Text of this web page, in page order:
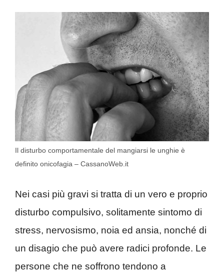
Il disturbo comportamentale del mangiarsi le unghie è
definito onicofagia – CassanoWeb.it
Nei casi più gravi si tratta di un vero e proprio
disturbo compulsivo, solitamente sintomo di
stress, nervosismo, noia ed ansia, nonché di
un disagio che può avere radici profonde. Le
persone che ne soffrono tendono a